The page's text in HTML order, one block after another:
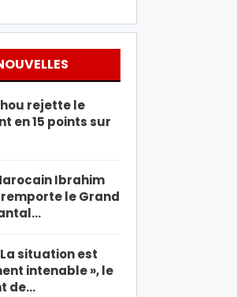
rejette le
en 15 points sur
Ibrahim
le Grand
La situation est
intenable », le
de…